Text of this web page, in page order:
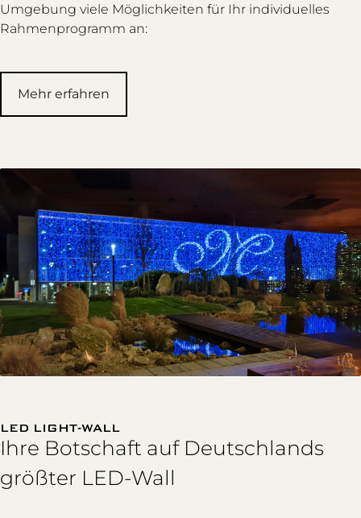
Umgebung viele Möglichkeiten für Ihr individuelles
Rahmenprogramm an:
Mehr erfahren
LED LIGHT-WALL
Ihre Botschaft auf Deutschlands
größter LED-Wall